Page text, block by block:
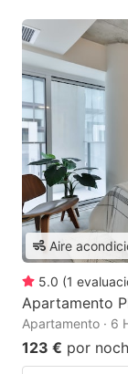
Aire
5.0 (1
Apartamento
Apartamento · 6
123 € por